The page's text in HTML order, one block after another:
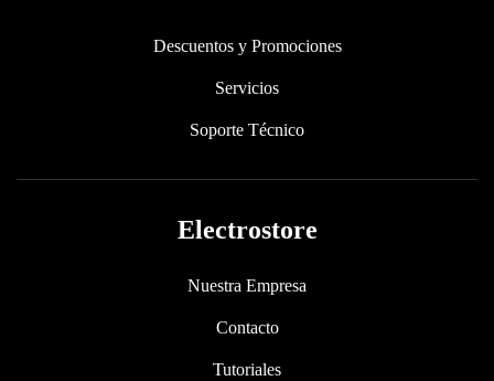
Descuentos y Promociones
Servicios
Soporte Técnico
Electrostore
Nuestra Empresa
Contacto
Tutoriales